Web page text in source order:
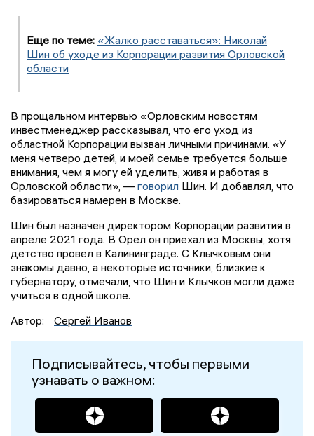
Еще по теме: «Жалко расставаться»: Николай
Шин об уходе из Корпорации развития Орловской
области
В прощальном интервью «Орловским новостям
инвестменеджер рассказывал, что его уход из
областной Корпорации вызван личными причинами. «У
меня четверо детей, и моей семье требуется больше
внимания, чем я могу ей уделить, живя и работая в
Орловской области», — говорил Шин. И добавлял, что
базироваться намерен в Москве.
Шин был назначен директором Корпорации развития в
апреле 2021 года. В Орел он приехал из Москвы, хотя
детство провел в Калининграде. С Клычковым они
знакомы давно, а некоторые источники, близкие к
губернатору, отмечали, что Шин и Клычков могли даже
учиться в одной школе.
Автор:
Сергей Иванов
Подписывайтесь, чтобы первыми
узнавать о важном: